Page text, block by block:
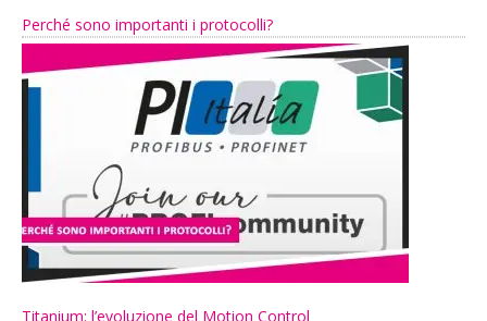
Perché sono importanti i protocolli?
Titanium: l’evoluzione del Motion Control